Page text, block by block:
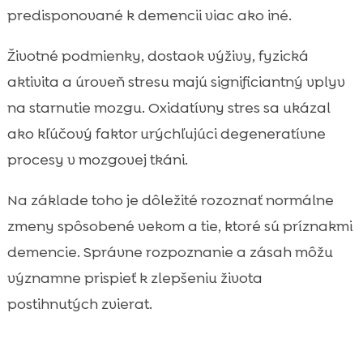
predisponované k demencii viac ako iné.
Životné podmienky, dostaok výživy, fyzická
aktivita a úroveň stresu majú significiantný vplyv
na starnutie mozgu. Oxidatívny stres sa ukázal
ako kľúčový faktor urýchľujúci degeneratívne
procesy v mozgovej tkáni.
Na základe toho je dôležité rozoznať normálne
zmeny spôsobené vekom a tie, ktoré sú príznakmi
demencie. Správne rozpoznanie a zásah môžu
významne prispieť k zlepšeniu života
postihnutých zvierat.